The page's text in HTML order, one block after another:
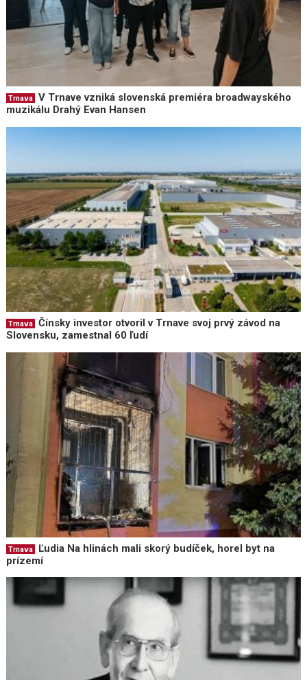
Trnava
V Trnave vzniká slovenská premiéra broadwayského
muzikálu Drahý Evan Hansen
Trnava
Čínsky investor otvoril v Trnave svoj prvý závod na
Slovensku, zamestnal 60 ľudí
Trnava
Ľudia Na hlinách mali skorý budíček, horel byt na
prízemí